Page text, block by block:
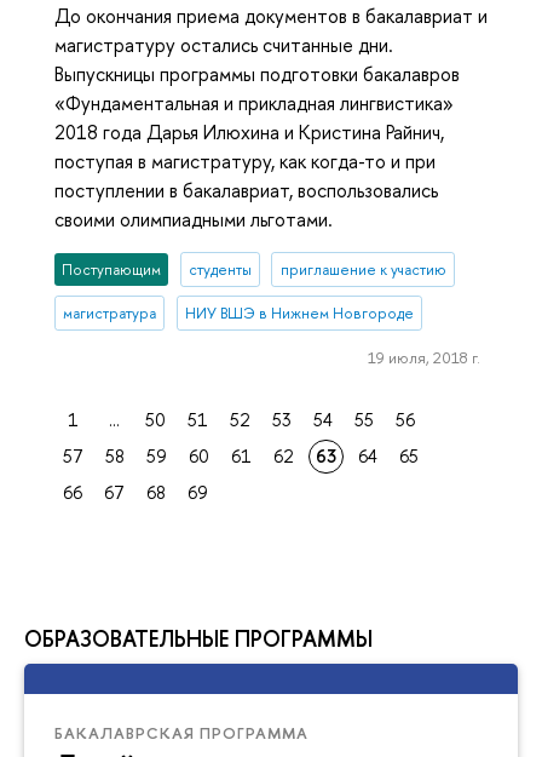
ОБРАЗОВАТЕЛЬНЫЕ ПРОГРАММЫ
БАКАЛАВРСКАЯ ПРОГРАММА
До окончания приема документов в бакалавриат и
магистратуру остались считанные дни.
Выпускницы программы подготовки бакалавров
«Фундаментальная и прикладная лингвистика»
2018 года Дарья Илюхина и Кристина Райнич,
поступая в магистратуру, как когда-то и при
поступлении в бакалавриат, воспользовались
своими олимпиадными льготами.
Поступающим студенты приглашение к участию
магистратура НИУ ВШЭ в Нижнем Новгороде
19 июля, 2018 г.
1 ... 50 51 52 53 54 55
56
57
58 59 60 61 62 63 64
65
66
67 68 69